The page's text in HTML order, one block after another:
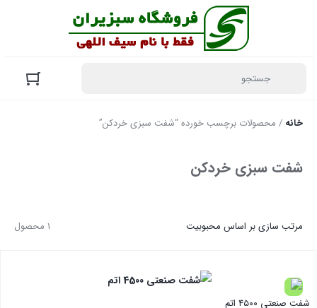
خانه / محصولات برچسب خورده “شفت سبزی خردکن”
شفت سبزی خردکن
1 محصول مرتب سازی بر اساس محبوبیت
شفت صنعتی ۴۵۰۰ اتم